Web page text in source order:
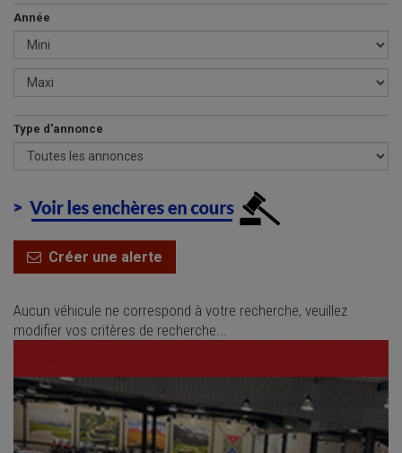
Année
Type d'annonce
Créer une alerte
Aucun véhicule ne correspond à votre recherche, veuillez
modifier vos critères de recherche...